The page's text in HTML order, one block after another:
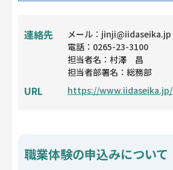
連絡先
メール：jinji@iidaseika.jp
電話：0265-23-3100
担当者名：村澤 昌
担当者部署名：総務部
URL https://www.iidaseika.jp/
職業体験の申込みについて